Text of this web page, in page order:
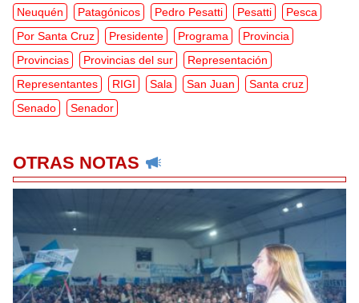
Neuquén
Patagónicos Pedro Pesatti Pesatti
Pesca
Por Santa Cruz
Presidente Programa
Provincia
Provincias
Provincias del sur
Representación
Representantes
RIGI Sala San Juan
Santa cruz
Senado
Senador
OTRAS NOTAS